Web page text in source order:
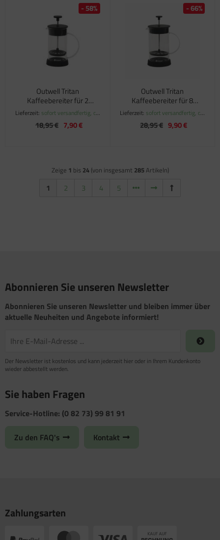
Outwell Tritan
Kaffeebereiter für 2
Tassen
Lieferzeit: sofort versandfertig, ca.
1-3 Werktage
18,95 € 7,90 €
- 58%
Outwell Tritan
Kaffeebereiter für 8
Tassen
Lieferzeit: sofort versandfertig, ca.
1-3 Werktage
28,95 € 9,90 €
- 66%
Zeige 1 bis 24(von insgesamt 285Artikeln)
1 2 3 4 5
Abonnieren Sie unseren Newsletter
Abonnieren Sie unseren Newsletter und bleiben immer über
aktuelle Neuheiten und Angebote informiert!
Der Newsletter ist kostenlos und kann jederzeit hier oder in Ihrem Kundenkonto
wieder abbestellt werden.
Sie haben Fragen
Service-Hotline: (0 82 73) 99 81 91
Zu den FAQ's Kontakt
Zahlungsarten